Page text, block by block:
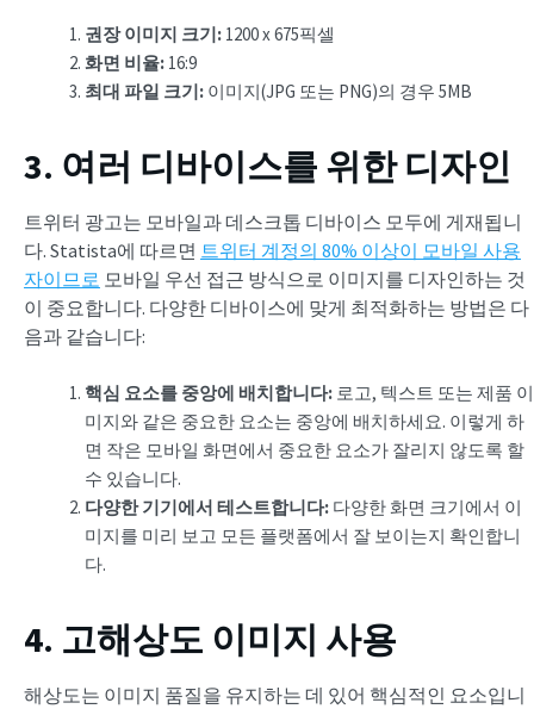
권장 이미지 크기: 1200 x 675픽셀
화면 비율: 16:9
최대 파일 크기: 이미지(JPG 또는 PNG)의 경우 5MB
3. 여러 디바이스를 위한 디자인
트위터 광고는 모바일과 데스크톱 디바이스 모두에 게재됩니
다. Statista에 따르면 트위터 계정의 80% 이상이 모바일 사용
자이므로 모바일 우선 접근 방식으로 이미지를 디자인하는 것
이 중요합니다. 다양한 디바이스에 맞게 최적화하는 방법은 다
음과 같습니다:
핵심 요소를 중앙에 배치합니다: 로고, 텍스트 또는 제품 이
미지와 같은 중요한 요소는 중앙에 배치하세요. 이렇게 하
면 작은 모바일 화면에서 중요한 요소가 잘리지 않도록 할
수 있습니다.
다양한 기기에서 테스트합니다: 다양한 화면 크기에서 이
미지를 미리 보고 모든 플랫폼에서 잘 보이는지 확인합니
다.
4. 고해상도 이미지 사용
해상도는 이미지 품질을 유지하는 데 있어 핵심적인 요소입니